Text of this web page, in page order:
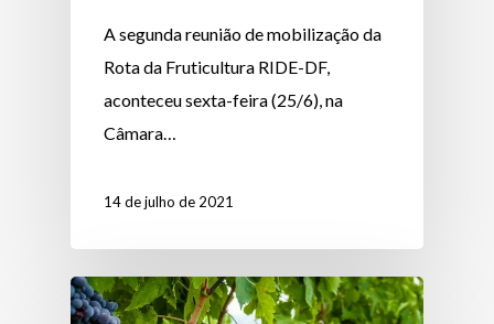
A segunda reunião de mobilização da
Rota da Fruticultura RIDE-DF,
aconteceu sexta-feira (25/6), na
Câmara…
14 de julho de 2021